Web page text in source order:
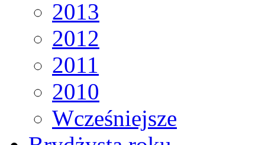
2013
2012
2011
2010
Wcześniejsze